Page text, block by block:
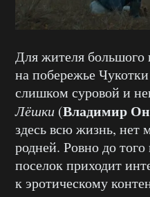
Для жителя большого
на побережье
слишком суровой и
Лёшки (Владимир
здесь всю жизнь, нет
родней. Ровно до
поселок приходит
к эротическому